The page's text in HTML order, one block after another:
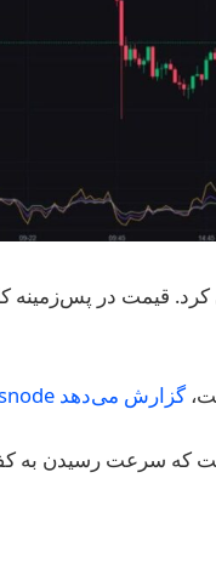
به زیر 110,000 دلار جلوگیری کرد. قیمت
گزارش می‌دهد Glassnode.
است که سرعت رسیدن